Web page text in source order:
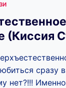
(Киссия
сразу
нет?!!!